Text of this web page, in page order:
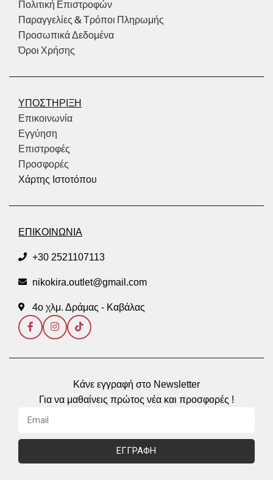
Πολιτική Επιστροφών
Παραγγελίες & Τρόποι Πληρωμής
Προσωπικά Δεδομένα
Όροι Χρήσης
ΥΠΟΣΤΗΡΙΞΗ
Επικοινωνία
Εγγύηση
Επιστροφές
Προσφορές
Χάρτης Ιστοτόπου
ΕΠΙΚΟΙΝΩΝΙΑ
+30 2521107113
nikokira.outlet@gmail.com
4ο χλμ. Δράμας - Καβάλας
Κάνε εγγραφή στο Newsletter
Για να μαθαίνεις πρώτος νέα και προσφορές !
ΕΓΓΡΑΦΗ